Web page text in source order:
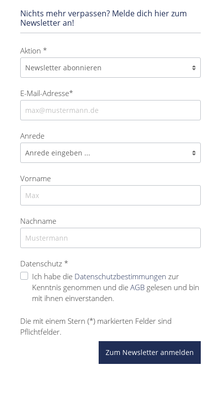
Nichts mehr verpassen? Melde dich hier zum
Newsletter an!
Aktion *
E-Mail-Adresse*
Anrede
Vorname
Nachname
Datenschutz *
Ich habe die Datenschutzbestimmungen zur
Kenntnis genommen und die AGB gelesen und bin
mit ihnen einverstanden.
Die mit einem Stern (*) markierten Felder sind
Pflichtfelder.
Zum Newsletter anmelden